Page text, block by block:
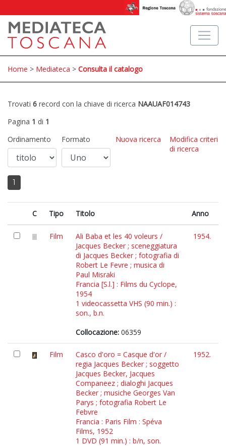
Home > Mediateca > Consulta il catalogo
Trovati 6 record con la chiave di ricerca NAAUAF014743
Pagina 1 di 1
Ordinamento
Formato Nuova ricerca
Modifica criteri
di ricerca
1
C Tipo Titolo Anno
Film
Ali Baba et les 40 voleurs /
Jacques Becker ; sceneggiatura
di Jacques Becker ; fotografia di
Robert Le Fevre ; musica di
Paul Misraki
Francia [S.l.] : Films du Cyclope,
1954
1 videocassetta VHS (90 min.) :
son., b.n.
Collocazione: 06359
1954.
Film
Casco d'oro = Casque d'or /
regia Jacques Becker ; soggetto
Jacques Becker, Jacques
Companeez ; dialoghi Jacques
Becker ; musiche Georges Van
Parys ; fotografia Robert Le
Febvre
Francia : Paris Film : Spéva
Films, 1952
1 DVD (91 min.) : b/n, son.
1952.